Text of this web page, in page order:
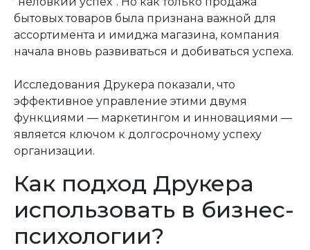
бытовых товаров была признана важной для
ассортимента и имиджа магазина, компания
начала вновь развиваться и добиваться успеха.
Исследования Друкера показали, что
эффективное управление этими двумя
функциями — маркетингом и инновациями —
является ключом к долгосрочному успеху
организации.
Как подход Друкера
использовать в бизнес-
психологии?